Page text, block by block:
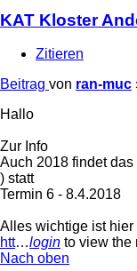
KAT Kloster
Zitieren
Beitrag von ran-muc
Hallo
Zur Info
Auch 2018 findet
) statt
Termin 6 - 8.4.2018
Alles wichtige ist
htt…login to view the
Nach oben